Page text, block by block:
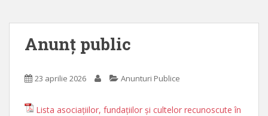
Anunț public
23 aprilie 2026 Anunturi Publice
Lista asociaţiilor, fundaţiilor și cultelor recunoscute în